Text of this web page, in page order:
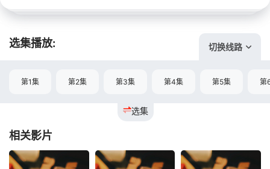
选集播放: 切换线路
选集
第1集 第2集 第3集 第4集 第5集 第
相关影片